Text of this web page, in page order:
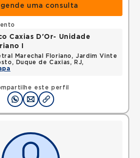
uma consulta
este perfil
Caxias D'Or- Unidade
I
Marechal Floriano, Jardim Vinte
Duque de Caxias, RJ,